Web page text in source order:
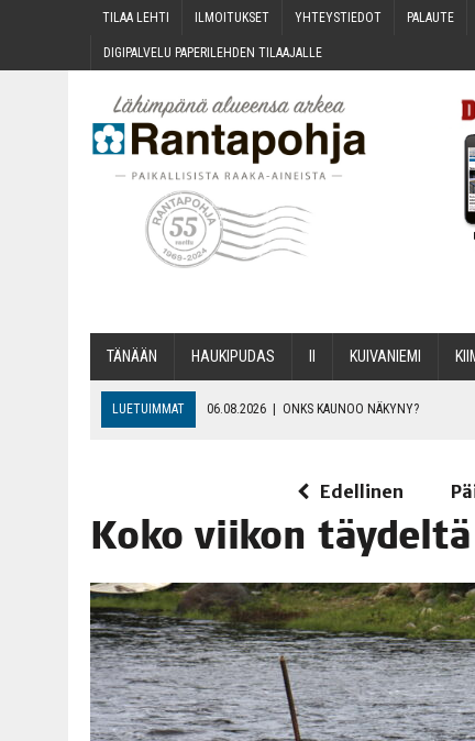
TILAA LEH­TI ILMOI­TUK­SET YHTEYS­TIE­DOT PALAU­TE
DIGI­PAL­VE­LU PAPE­RI­LEH­DEN TILAAJALLE
TÄNÄÄN HAU­KI­PU­DAS KUI­VA­NIE­MI
LUETUIMMAT 06.08.2026 | ONKS KAU­NOO NÄKYNY?
OPIN­TOI­HIN KAN­SA­LAIS­OPIS­TOS­SA VOI SAA­DA
06.08.2026 TOI­VEI­DEN KOTI IISTÄ!
06.08.2026 KII­MIN­KI­PÄI­VÄT JÄR­JES­TE­TÄÄN PERIN­TEI­TÄ
Edellinen
Koko vii­kon